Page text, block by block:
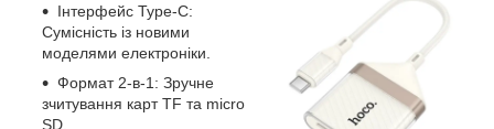
Інтерфейс Type-C:
Сумісність із новими
моделями електроніки.
Формат 2-в-1: Зручне
зчитування карт TF та micro
SD.